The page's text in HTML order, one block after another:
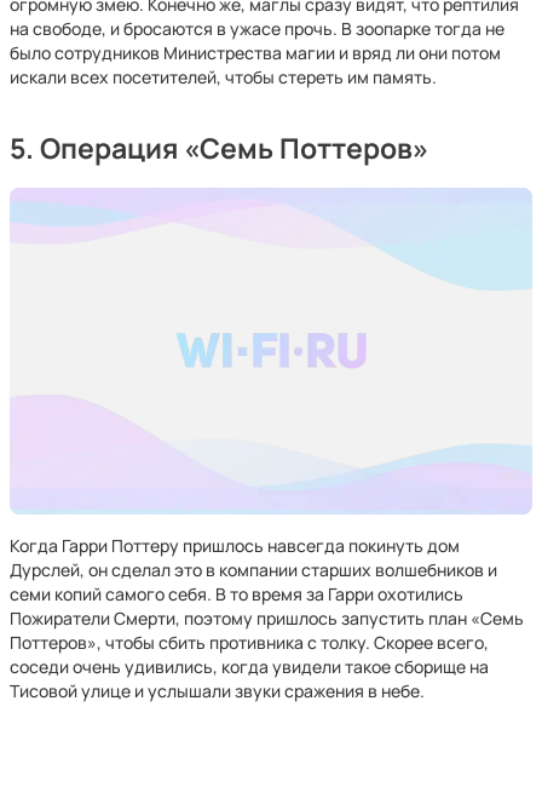
на свободе, и бросаются в ужасе прочь. В зоопарке тогда не
было сотрудников Министрества магии и вряд ли они потом
искали всех посетителей, чтобы стереть им память.
5. Операция «Семь Поттеров»
Когда Гарри Поттеру пришлось навсегда покинуть дом
Дурслей, он сделал это в компании старших волшебников и
семи копий самого себя. В то время за Гарри охотились
Пожиратели Смерти, поэтому пришлось запустить план «Семь
Поттеров», чтобы сбить противника с толку. Скорее всего,
соседи очень удивились, когда увидели такое сборище на
Тисовой улице и услышали звуки сражения в небе.